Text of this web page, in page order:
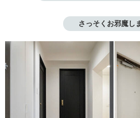
さっそくお邪魔し